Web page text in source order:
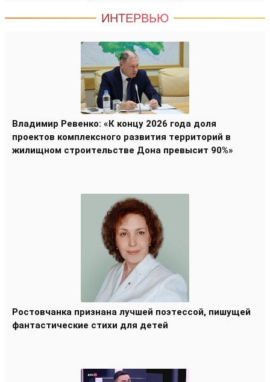
ИНТЕРВЬЮ
Владимир Ревенко: «К концу 2026 года доля
проектов комплексного развития территорий в
жилищном строительстве Дона превысит 90%»
Ростовчанка признана лучшей поэтессой, пишущей
фантастические стихи для детей